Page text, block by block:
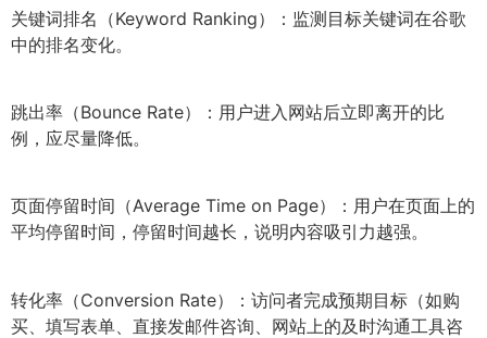
关键词排名（Keyword Ranking）：监测目标关键词在谷歌
中的排名变化。
跳出率（Bounce Rate）：用户进入网站后立即离开的比
例，应尽量降低。
页面停留时间（Average Time on Page）：用户在页面上的
平均停留时间，停留时间越长，说明内容吸引力越强。
转化率（Conversion Rate）：访问者完成预期目标（如购
买、填写表单、直接发邮件咨询、网站上的及时沟通工具咨